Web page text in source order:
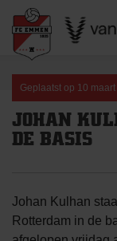
content
Geplaatst op 10
JOHAN
DE BASIS
Johan Kulhan
Rotterdam in de